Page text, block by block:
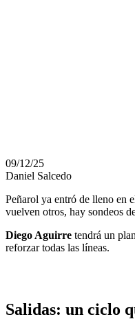
09/12/25
Daniel Salcedo
Peñarol ya entró de lleno en
vuelven otros, hay sondeos
Diego Aguirre tendrá un
reforzar todas las líneas.
Salidas: un ciclo